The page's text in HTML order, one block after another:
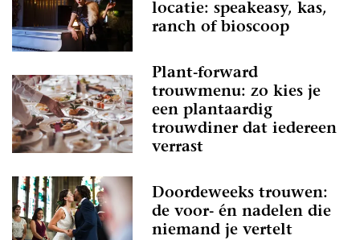
locatie: speakeasy, kas,
ranch of bioscoop
Plant-forward
trouwmenu: zo kies je
een plantaardig
trouwdiner dat iedereen
verrast
Doordeweeks trouwen:
de voor- én nadelen die
niemand je vertelt